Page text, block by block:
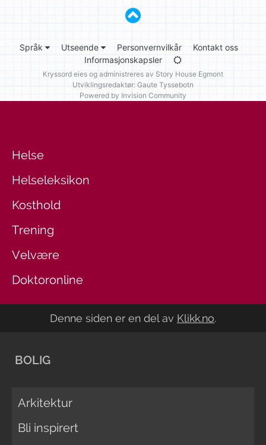
Språk Utseende Personvernvilkår
Kontakt oss
Informasjonskapsler
Kryssord eies og administreres av Story House Egmont
Utviklingsredaktør: Gaute Tyssebotn
Powered by Invision Community
Helse
Helseleksikon
Kosthold
Trening
Velvære
Doktoronline
Denne siden er en del av Klikk.no.
BOLIG
Arkitektur
Bli inspirert